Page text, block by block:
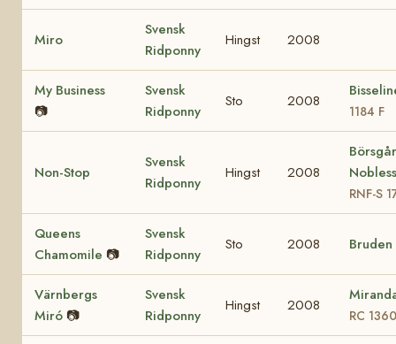
Miro
Svensk
Ridponny
Hingst 2008
My Business
📷
Svensk
Ridponny
Sto 2008
1184 F
Non-Stop
Svensk
Ridponny
Hingst 2008
RNF-S
Queens
Chamomile 📷
Svensk
Ridponny
Sto 2008 Bruden
Värnbergs
Miró 📷
Svensk
Ridponny
Hingst 2008
RC 1360